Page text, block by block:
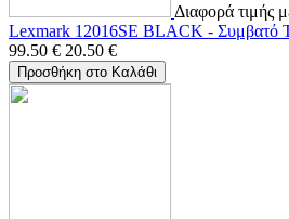
Διαφορά τιμής
Lexmark 12016SE BLACK - Συμβατό
99.50 € 20.50 €
Προσθήκη στο Καλάθι